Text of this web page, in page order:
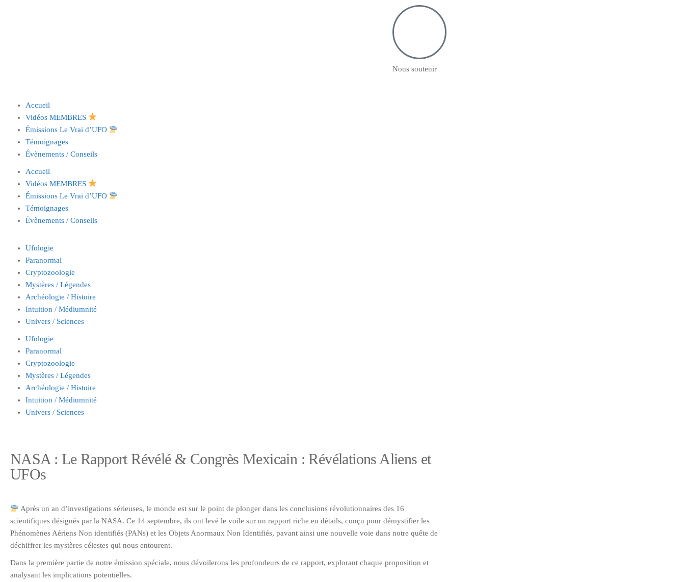
Nous soutenir
Accueil
Vidéos MEMBRES
Émissions Le Vrai d’UFO
Témoignages
Évènements / Conseils
Accueil
Vidéos MEMBRES
Émissions Le Vrai d’UFO
Témoignages
Évènements / Conseils
Ufologie
Paranormal
Cryptozoologie
Mystères / Légendes
Archéologie / Histoire
Intuition / Médiumnité
Univers / Sciences
Ufologie
Paranormal
Cryptozoologie
Mystères / Légendes
Archéologie / Histoire
Intuition / Médiumnité
Univers / Sciences
NASA : Le Rapport Révélé & Congrès Mexicain : Révélations Aliens et
UFOs
Après un an d’investigations sérieuses, le monde est sur le point de plonger dans les conclusions révolutionnaires des 16
scientifiques désignés par la NASA. Ce 14 septembre, ils ont levé le voile sur un rapport riche en détails, conçu pour démystifier les
Phénomènes Aériens Non identifiés (PANs) et les Objets Anormaux Non Identifiés, pavant ainsi une nouvelle voie dans notre quête de
déchiffrer les mystères célestes qui nous entourent.
Dans la première partie de notre émission spéciale, nous dévoilerons les profondeurs de ce rapport, explorant chaque proposition et
analysant les implications potentielles.